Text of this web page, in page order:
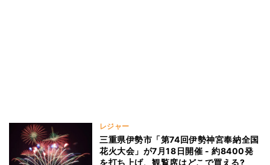
レジャー
三重県伊勢市「第74回伊勢神宮奉納全国
花火大会」が7月18日開催 - 約8400発
を打ち上げ、観覧席はどこで買える?